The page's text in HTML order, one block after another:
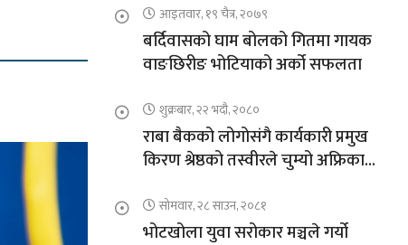
आइतवार, १९ चैत्र, २०७९
बर्दिवासको घाम बोलको गितमा गायक
वाङछिरीङ भोटियाको अर्को सफलता
शुक्रबार, २२ भदौ, २०८०
राबा बैकको लोगोसंगै कार्यकारी प्रमुख
किरण श्रेष्ठको तस्वीरले चुम्यो अफ्रिकाको
सोमवार, २८ साउन, २०८१
भोटखोला युवा सरोकार मञ्चले गर्यो